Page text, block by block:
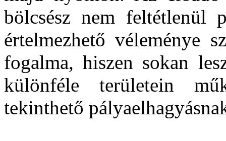
bölcsész nem feltétlenül
értelmezhető véleménye
fogalma, hiszen sokan
különféle területein
tekinthető